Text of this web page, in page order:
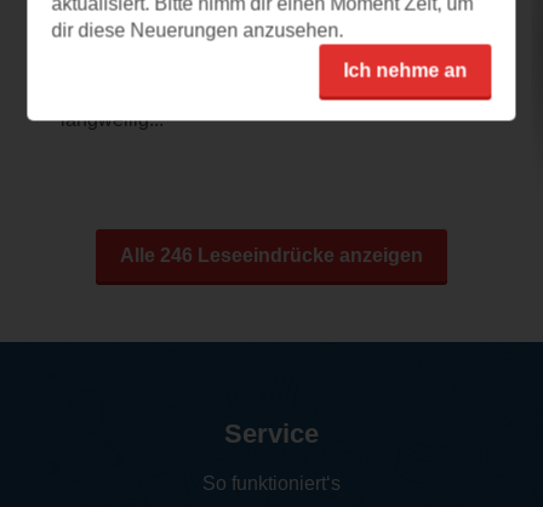
Die Liebe trägt Gummistiefel
xxxxxx Schon das Cover gefällt mir sehr. Das
Buch ist echt flott geschrieben, niemals
langweilig...
Alle 246 Leseeindrücke anzeigen
dir diese Neuerungen anzusehen.
Ich nehme an
Service
So funktioniert‘s